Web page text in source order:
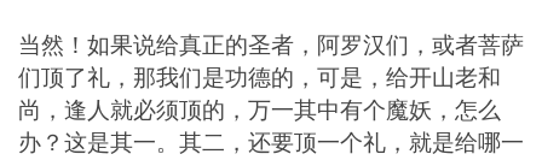
当然！如果说给真正的圣者，阿罗汉们，或者菩萨
们顶了礼，那我们是功德的，可是，给开山老和
尚，逢人就必须顶的，万一其中有个魔妖，怎么
办？这是其一。其二，还要顶一个礼，就是给哪一